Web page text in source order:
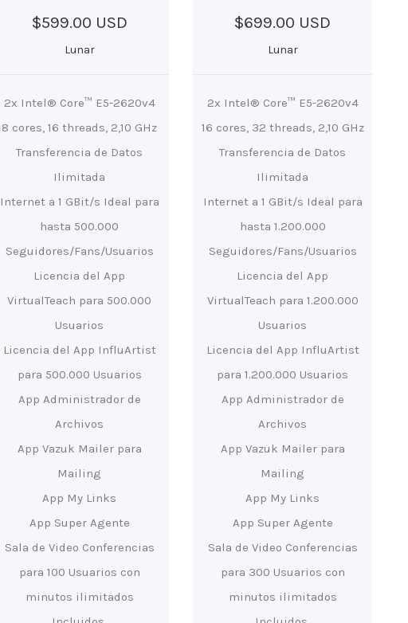
$599.00 USD
Lunar
2x Intel® Core™ E5-2620v4
8 cores, 16 threads, 2,10 GHz
Transferencia de Datos
Ilimitada
Internet a 1 GBit/s Ideal para
hasta 500.000
Seguidores/Fans/Usuarios
Licencia del App
VirtualTeach para 500.000
Usuarios
Licencia del App InfluArtist
para 500.000 Usuarios
App Administrador de
Archivos
App Vazuk Mailer para
Mailing
App My Links
App Super Agente
Sala de Video Conferencias
para 100 Usuarios con
minutos ilimitados
$699.00 USD
Lunar
2x Intel® Core™ E5-2620v4
16 cores, 32 threads, 2,10 GHz
Transferencia de Datos
Ilimitada
Internet a 1 GBit/s Ideal para
hasta 1.200.000
Seguidores/Fans/Usuarios
Licencia del App
VirtualTeach para 1.200.000
Usuarios
Licencia del App InfluArtist
para 1.200.000 Usuarios
App Administrador de
Archivos
App Vazuk Mailer para
Mailing
App My Links
App Super Agente
Sala de Video Conferencias
para 300 Usuarios con
minutos ilimitados